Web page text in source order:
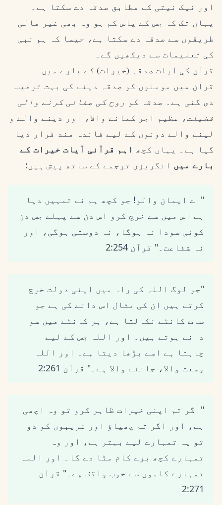
اور نیک نیتی کے مطابق صدقہ دے سکتا ہے۔
یہاں تک کہ جس کے پاس کم ہو وہ بھی غیر مالی
طریقوں سے صدقہ دے سکتا ہے، جیسا کہ ہم نبی
کی تعلیمات سے دیکھیں گے۔
قرآن کی آیات صدقہ (خیرات) کے بارے میں
قرآن میں مومنوں کو صدقہ دینے کی بہت ترغیب
دی گئی ہے۔ صدقہ کو روح کی صفائی کرنے والی
فضیلت، عظیم اجر کمانے والا، اور دینے والے و
لینے والے دونوں کے لیے فائدہ مند قرار دیا
گیا ہے۔ یہاں کچھ اہم قرآنی آیات خیرات کے
بارے میں انگریزی ترجمے کے ساتھ پیش ہیں:
"اے ایمان والو! جو کچھ ہم نے تمہیں دیا
ہے اس میں سے خرچ کرو اس دن سے پہلے جس دن
کوئی سودا نہ ہوگا، نہ دوستی ہوگی، اور
نہ شفاعت۔" قرآن 2:254
"جو لوگ اللہ کی راہ میں اپنی دولت خرچ
کرتے ہیں ان کی مثال اس دانے کی ہے جو
سات کانٹے نکالتا ہے، ہر کانٹے میں سو
دانے ہوتے ہیں۔ اور اللہ جس کے لیے
چاہتا ہے اسے بڑھا دیتا ہے۔ اور اللہ
وسعت والا، جاننے والا ہے۔" قرآن 2:261
"اگر تم اپنی خیرات ظاہر کرو تو وہ اچھی
ہے، اور اگر تم چھپاؤ اور غریبوں کو دو
تو یہ تمہارے لیے بہتر ہے، اور وہ
تمہارے کچھ برے کام مٹا دے گا۔ اور اللہ
تمہارے کاموں سے خوب واقف ہے۔" قرآن
2:271